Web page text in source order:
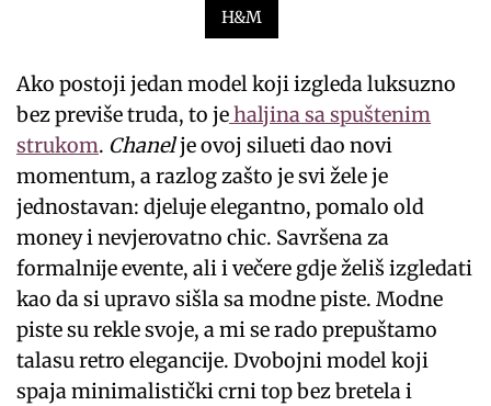
H&M
Ako postoji jedan model koji izgleda luksuzno
bez previše truda, to jehaljina sa spuštenim
strukom. Chanelje ovoj silueti dao novi
momentum, a razlog zašto je svi žele je
jednostavan: djeluje elegantno, pomalo old
money i nevjerovatno chic. Savršena za
formalnije evente, ali i večere gdje želiš izgledati
kao da si upravo sišla sa modne piste. Modne
piste su rekle svoje, a mi se rado prepuštamo
talasu retro elegancije. Dvobojni model koji
spaja minimalistički crni top bez bretela i